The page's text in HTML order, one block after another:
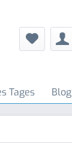
Tages Blog